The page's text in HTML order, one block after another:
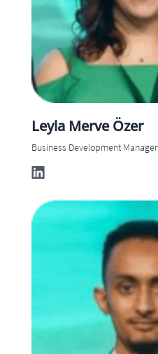
Leyla Merve Özer
Business Development Manager